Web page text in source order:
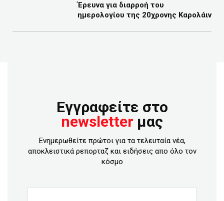
Έρευνα για διαρροή του
ημερολογίου της 20χρονης Καρολάιν
Εγγραφείτε στο
newsletter μας
Ενημερωθείτε πρώτοι για τα τελευταία νέα,
αποκλειστικά ρεπορταζ και ειδήσεις απο όλο τον
κόσμο